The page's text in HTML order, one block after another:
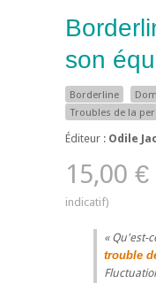
son
Borderline
Troubles de la
Éditeur : Odile
15,00
Qu'est-
trouble